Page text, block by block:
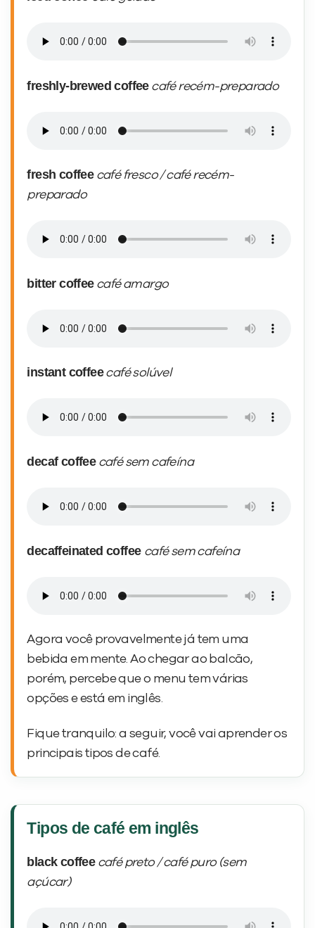
freshly-brewed coffee café recém-preparado
fresh coffee café fresco / café recém-
preparado
bitter coffee café amargo
instant coffee café solúvel
decaf coffeecafé sem cafeína
decaffeinated coffee café sem cafeína
Agora você provavelmente já tem uma
bebida em mente. Ao chegar ao balcão,
porém, percebe que o menu tem várias
opções e está em inglês.
Fique tranquilo: a seguir, você vai aprender os
principais tipos de café.
Tipos de café em inglês
black coffee café preto / café puro (sem
açúcar)